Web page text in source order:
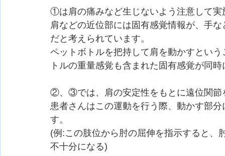
①は肩の痛みなど生じないよう注意して実
肩などの近位部には固有感覚情報が、手
だと考えられています。
ペットボトルを把持して肩を動かすとい
トルの重量感覚も含まれた固有感覚が同
②、③では、肩の安定性をもとに遠位関節
患者さんはこの運動を行う際、動かす部
す。
(例:この肢位から肘の屈伸を指示すると、
不十分になる)